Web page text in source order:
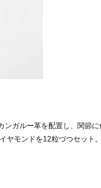
ガルー革を配置し、関節
ヤモンドを12粒づつセット。